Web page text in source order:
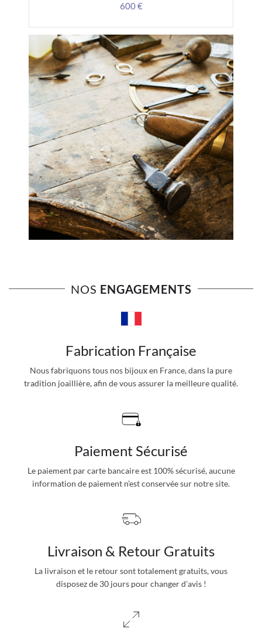
600 €
NOS ENGAGEMENTS
Fabrication Française
Nous fabriquons tous nos bijoux en France, dans la pure
tradition joaillière, afin de vous assurer la meilleure qualité.
Paiement Sécurisé
Le paiement par carte bancaire est 100% sécurisé, aucune
information de paiement n’est conservée sur notre site.
Livraison & Retour Gratuits
La livraison et le retour sont totalement gratuits, vous
disposez de 30 jours pour changer d’avis !